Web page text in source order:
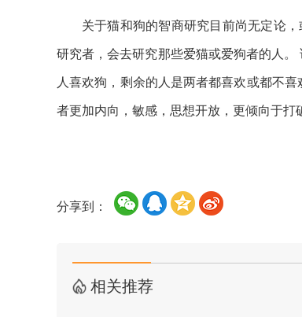
关于猫和狗的智商研究目前尚无定论
研究者，会去研究那些爱猫或爱狗者的人。
人喜欢狗，剩余的人是两者都喜欢或都不
者更加内向，敏感，思想开放，更倾向于打
分享到：